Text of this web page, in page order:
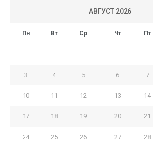
АВГУСТ 2026
Пн Вт Ср Чт Пт
3 4 5 6 7
10 11 12 13 14
17 18 19 20 21
24 25 26 27 28